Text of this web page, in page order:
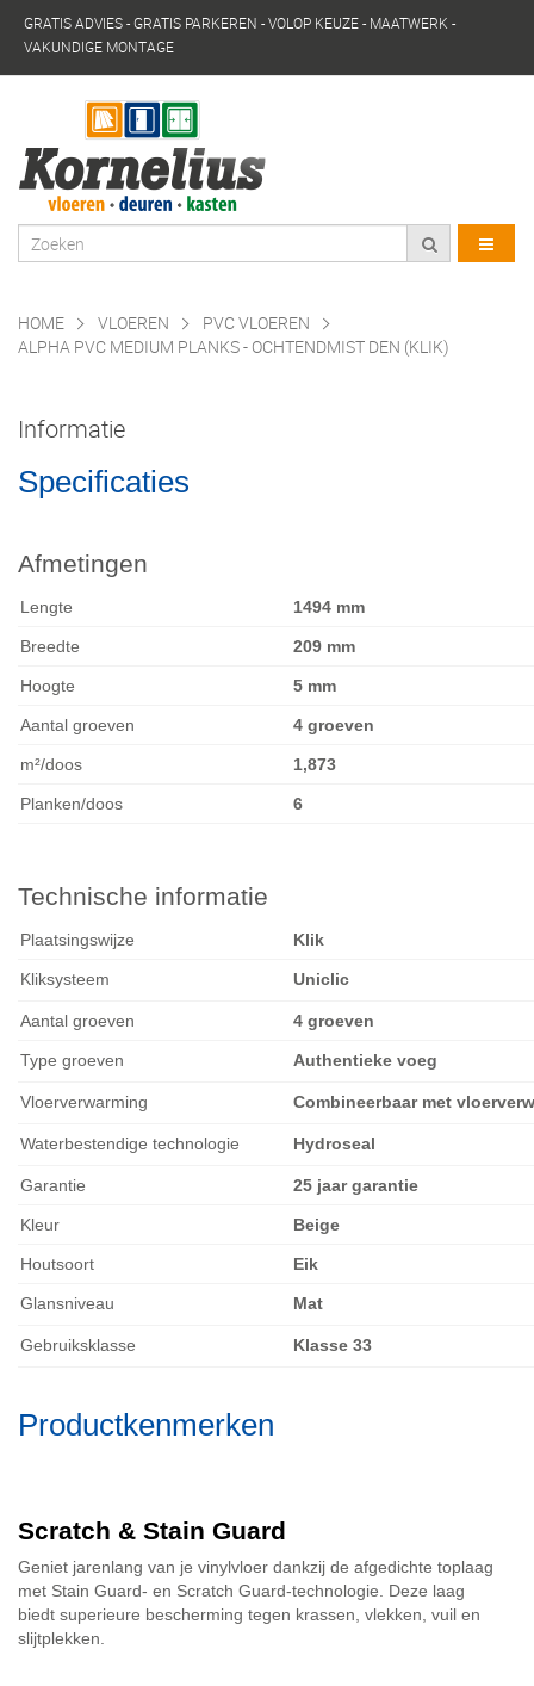
GRATIS ADVIES - GRATIS PARKEREN - VOLOP KEUZE - MAATWERK -
VAKUNDIGE MONTAGE
HOME VLOEREN
PVC VLOEREN
ALPHA PVC MEDIUM PLANKS - OCHTENDMIST DEN (KLIK)
Informatie
Specificaties
Afmetingen
Lengte 1494 mm
Breedte 209 mm
Hoogte 5 mm
Aantal groeven 4 groeven
m²/doos 1,873
Planken/doos 6
Technische informatie
Plaatsingswijze Klik
Kliksysteem Uniclic
Aantal groeven 4 groeven
Type groeven Authentieke voeg
Vloerverwarming Combineerbaar met
Waterbestendige technologie Hydroseal
Garantie 25 jaar garantie
Kleur Beige
Houtsoort Eik
Glansniveau Mat
Gebruiksklasse Klasse 33
Productkenmerken
Scratch & Stain Guard
Geniet jarenlang van je vinylvloer dankzij de afgedichte toplaag
met Stain Guard- en Scratch Guard-technologie. Deze laag
biedt superieure bescherming tegen krassen, vlekken, vuil en
slijtplekken.